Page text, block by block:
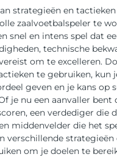
strategieën en
zaalvoetbalspeler te
snel en intens spel dat
technische
om te excelleren.
te gebruiken, kun
geven en je kans op
je nu een aanvaller bent
een verdediger die
middenvelder die het
verschillende
om je doelen te